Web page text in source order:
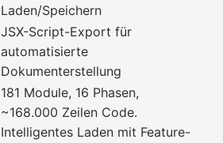
Laden/Speichern
JSX-Script-Export für
automatisierte
Dokumenterstellung
181 Module, 16 Phasen,
~168.000 Zeilen Code.
Intelligentes Laden mit Feature-